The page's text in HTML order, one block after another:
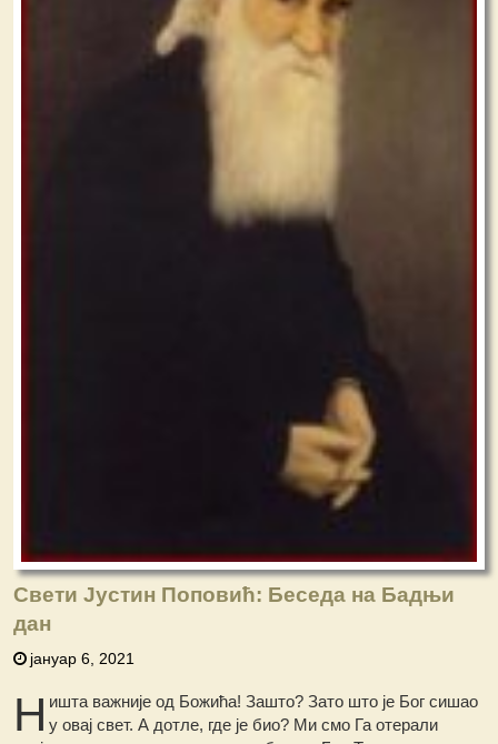
Свети Јустин Поповић: Беседа на Бадњи
дан
јануар 6, 2021
Н ишта важније од Божића! Зашто? Зато што је Бог сишао
у овај свет. А дотле, где је био? Ми смо Га отерали